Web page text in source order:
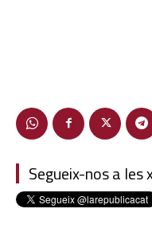
Segueix-nos a les